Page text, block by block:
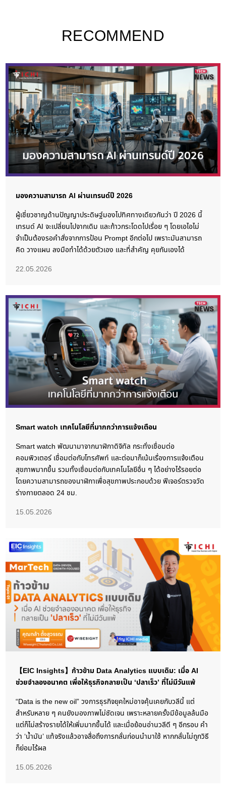
RECOMMEND
มองความสามารถ AI ผ่านเทรนด์ปี 2026
ผู้เชี่ยวชาญด้านปัญญาประดิษฐ์มองไปทิศทางเดียวกันว่า ปี 2026 นี้
เทรนด์ AI จะเปลี่ยนไปจากเดิม และก้าวกระโดดไปเรื่อย ๆ โดยเอไอไม่
จำเป็นต้องรอคำสั่งจากการป้อน Prompt อีกต่อไป เพราะมันสามารถ
คิด วางแผน ลงมือทำได้ด้วยตัวเอง และที่สำคัญ คุยกันเองได้
22.05.2026
Smart watch เทคโนโลยีที่มากกว่าการแจ้งเตือน
Smart watch พัฒนามาจากนาฬิกาดิจิทัล กระทั่งเชื่อมต่อ
คอมพิวเตอร์ เชื่อมต่อกับโทรศัพท์ และต่อมาก็เน้นเรื่องการแจ้งเตือน
สุขภาพมากขึ้น รวมทั้งเชื่อมต่อกับเทคโนโลยีอื่น ๆ ได้อย่างไร้รอยต่อ
โดยความสามารถของนาฬิกาเพื่อสุขภาพประกอบด้วย ฟีเจอร์ตรวจวัด
ร่างกายตลอด 24 ชม.
15.05.2026
【EIC Insights】ก้าวข้าม Data Analytics แบบเดิม: เมื่อ AI
ช่วยจำลองอนาคต เพื่อให้ธุรกิจกลายเป็น ‘ปลาเร็ว’ ที่ไม่มีวันแพ้
“Data is the new oil” วงการธุรกิจยุคใหม่อาจคุ้นเคยกับวลีนี้ แต่
สำหรับหลาย ๆ คนยังมองภาพไม่ชัดเจน เพราะหลายครั้งมีข้อมูลล้นมือ
แต่ก็ไม่สร้างรายได้ให้เพิ่มมากขึ้นได้ และเมื่อย้อนอ่านวลีดี ๆ อีกรอบ คำ
ว่า ‘น้ำมัน’ แท้จริงแล้วอาจสื่อถึงการกลั่นก่อนนำมาใช้ หากกลั่นไม่ถูกวิธี
ก็ย่อมไร้ผล
15.05.2026